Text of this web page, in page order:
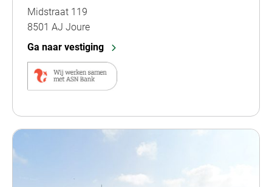
Midstraat 119
8501 AJ Joure
Ga naar vestiging